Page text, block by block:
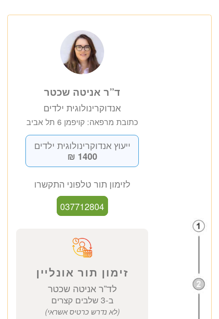
ד”ר אניטה שכטר
אנדוקרינולוגית ילדים
כתובת מרפאה: קויפמן 6 תל אביב
ייעוץ אנדוקרינולוגית ילדים
1400 ₪